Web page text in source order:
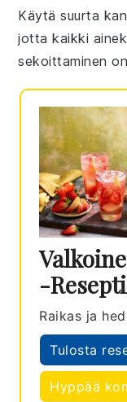
Käytä suurta
jotta kaikki
sekoittaminen
-resepti
Raikas ja
Tulosta
Hyppää